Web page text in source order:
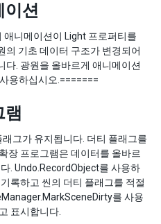
이션
애니메이션이 Light 프로퍼티를
의 기초 데이터 구조가 변경되어
다. 광원을 올바르게 애니메이션
용하십시오.=======
램
그가 유지됩니다. 더티 플래그를
장 프로그램은 데이터를 올바르
. Undo.RecordObject를 사용하
록하고 씬의 더티 플래그를 적절
를 사용
표시합니다.